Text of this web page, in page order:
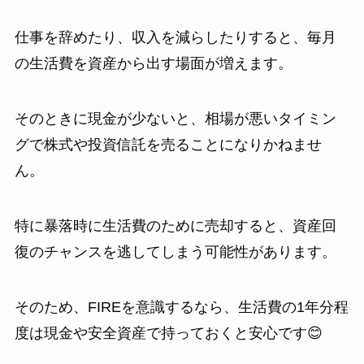
仕事を辞めたり、収入を減らしたりすると、毎月
の生活費を資産から出す場面が増えます。
そのときに現金が少ないと、相場が悪いタイミン
グで株式や投資信託を売ることになりかねませ
ん。
特に暴落時に生活費のために売却すると、資産回
復のチャンスを逃してしまう可能性があります。
そのため、FIREを意識するなら、生活費の1年分程
度は現金や安全資産で持っておくと安心です😊